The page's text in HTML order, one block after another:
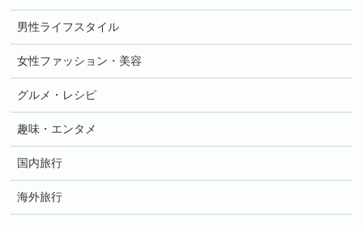
男性ライフスタイル
女性ファッション・美容
グルメ・レシピ
趣味・エンタメ
国内旅行
海外旅行